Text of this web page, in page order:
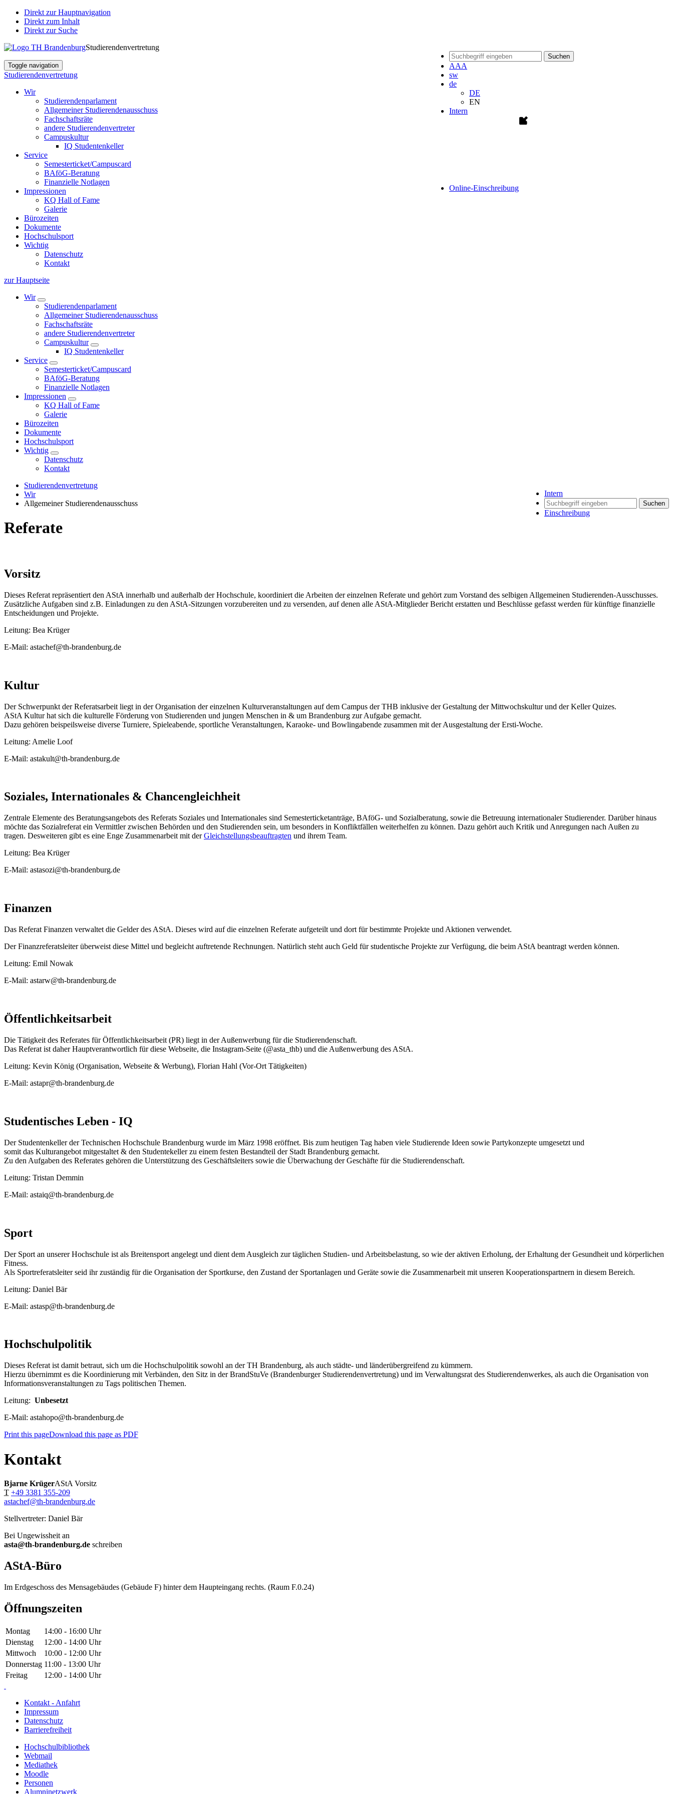
Direkt zur Hauptnavigation
Direkt zum Inhalt
Direkt zur Suche
Suchen
AAA
sw
de
DE
EN
Intern
Online-Einschreibung
Studierendenvertretung
Toggle navigation
Studierendenvertretung
Wir
Studierendenparlament
Allgemeiner Studierendenausschuss
Fachschaftsräte
andere Studierendenvertreter
Campuskultur
IQ Studentenkeller
Service
Semesterticket/Campuscard
BAföG-Beratung
Finanzielle Notlagen
Impressionen
KQ Hall of Fame
Galerie
Bürozeiten
Dokumente
Hochschulsport
Wichtig
Datenschutz
Kontakt
zur Hauptseite
Wir
Studierendenparlament
Allgemeiner Studierendenausschuss
Fachschaftsräte
andere Studierendenvertreter
Campuskultur
IQ Studentenkeller
Service
Semesterticket/Campuscard
BAföG-Beratung
Finanzielle Notlagen
Impressionen
KQ Hall of Fame
Galerie
Bürozeiten
Dokumente
Hochschulsport
Wichtig
Datenschutz
Kontakt
Intern
Suchen
Einschreibung
Studierendenvertretung
Wir
Allgemeiner Studierendenausschuss
Referate
Vorsitz
Dieses Referat repräsentiert den AStA innerhalb und außerhalb der Hochschule, koordiniert die Arbeiten der einzelnen Referate und gehört zum Vorstand des selbigen Allgemeinen Studierenden-Ausschusses.
Zusätzliche Aufgaben sind z.B. Einladungen zu den AStA-Sitzungen vorzubereiten und zu versenden, auf denen alle AStA-Mitglieder Bericht erstatten und Beschlüsse gefasst werden für künftige finanzielle
Entscheidungen und Projekte.
Leitung: Bea Krüger
E-Mail: astachef@th-brandenburg.de
Kultur
Der Schwerpunkt der Referatsarbeit liegt in der Organisation der einzelnen Kulturveranstaltungen auf dem Campus der THB inklusive der Gestaltung der Mittwochskultur und der Keller Quizes.
AStA Kultur hat sich die kulturelle Förderung von Studierenden und jungen Menschen in & um Brandenburg zur Aufgabe gemacht.
Dazu gehören beispeilsweise diverse Turniere, Spieleabende, sportliche Veranstaltungen, Karaoke- und Bowlingabende zusammen mit der Ausgestaltung der Ersti-Woche.
Leitung: Amelie Loof
E-Mail: astakult@th-brandenburg.de
Soziales, Internationales & Chancengleichheit
Zentrale Elemente des Beratungsangebots des Referats Soziales und Internationales sind Semesterticketanträge, BAföG- und Sozialberatung, sowie die Betreuung internationaler Studierender. Darüber hinaus
möchte das Sozialreferat ein Vermittler zwischen Behörden und den Studierenden sein, um besonders in Konfliktfällen weiterhelfen zu können. Dazu gehört auch Kritik und Anregungen nach Außen zu
tragen. Desweiteren gibt es eine Enge Zusammenarbeit mit derGleichstellungsbeauftragten und ihrem Team.
Leitung: Bea Krüger
E-Mail: astasozi@th-brandenburg.de
Finanzen
Das Referat Finanzen verwaltet die Gelder des AStA. Dieses wird auf die einzelnen Referate aufgeteilt und dort für bestimmte Projekte und Aktionen verwendet.
Der Finanzreferatsleiter überweist diese Mittel und begleicht auftretende Rechnungen. Natürlich steht auch Geld für studentische Projekte zur Verfügung, die beim AStA beantragt werden können.
Leitung: Emil Nowak
E-Mail: astarw@th-brandenburg.de
Öffentlichkeitsarbeit
Die Tätigkeit des Referates für Öffentlichkeitsarbeit (PR) liegt in der Außenwerbung für die Studierendenschaft.
Das Referat ist daher Hauptverantwortlich für diese Webseite, die Instagram-Seite (@asta_thb) und die Außenwerbung des AStA.
Leitung: Kevin König (Organisation, Webseite & Werbung), Florian Hahl (Vor-Ort Tätigkeiten)
E-Mail: astapr@th-brandenburg.de
Studentisches Leben - IQ
Der Studentenkeller der Technischen Hochschule Brandenburg wurde im März 1998 eröffnet. Bis zum heutigen Tag haben viele Studierende Ideen sowie Partykonzepte umgesetzt und
somit das Kulturangebot mitgestaltet & den Studentekeller zu einem festen Bestandteil der Stadt Brandenburg gemacht.
Zu den Aufgaben des Referates gehören die Unterstützung des Geschäftsleiters sowie die Überwachung der Geschäfte für die Studierendenschaft.
Leitung: Tristan Demmin
E-Mail: astaiq@th-brandenburg.de
Sport
Der Sport an unserer Hochschule ist als Breitensport angelegt und dient dem Ausgleich zur täglichen Studien- und Arbeitsbelastung, so wie der aktiven Erholung, der Erhaltung der Gesundheit und körperlichen
Fitness.
Als Sportreferatsleiter seid ihr zuständig für die Organisation der Sportkurse, den Zustand der Sportanlagen und Geräte sowie die Zusammenarbeit mit unseren Kooperationspartnern in diesem Bereich.
Leitung: Daniel Bär
E-Mail: astasp@th-brandenburg.de
Hochschulpolitik
Dieses Referat ist damit betraut, sich um die Hochschulpolitik sowohl an der TH Brandenburg, als auch städte- und länderübergreifend zu kümmern.
Hierzu übernimmt es die Koordinierung mit Verbänden, den Sitz in der BrandStuVe (Brandenburger Studierendenvertretung) und im Verwaltungsrat des Studierendenwerkes, als auch die Organisation von
Informationsveranstaltungen zu Tags politischen Themen.
Leitung: Unbesetzt
E-Mail: astahopo@th-brandenburg.de
Print this pageDownload this page as PDF
Kontakt
Bjarne KrügerAStA Vorsitz
T +49 3381 355-209
astachef@th-brandenburg.de
Stellvertreter: Daniel Bär
Bei Ungewissheit an
asta@th-brandenburg.de schreiben
AStA-Büro
Im Erdgeschoss des Mensagebäudes (Gebäude F) hinter dem Haupteingang rechts. (Raum F.0.24)
Öffnungszeiten
Montag
14:00 - 16:00 Uhr
Dienstag
12:00 - 14:00 Uhr
Mittwoch
10:00 - 12:00 Uhr
Donnerstag 11:00 - 13:00 Uhr
Freitag
12:00 - 14:00 Uhr
Kontakt - Anfahrt
Impressum
Datenschutz
Barrierefreiheit
Hochschulbibliothek
Webmail
Mediathek
Moodle
Personen
Alumninetzwerk